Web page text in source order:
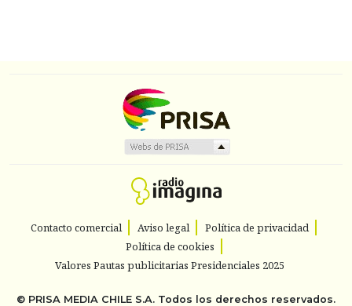
Contacto comercial Aviso legal
Política de privacidad
Política de cookies
Valores Pautas publicitarias Presidenciales 2025
© PRISA MEDIA CHILE S.A. Todos los derechos reservados.